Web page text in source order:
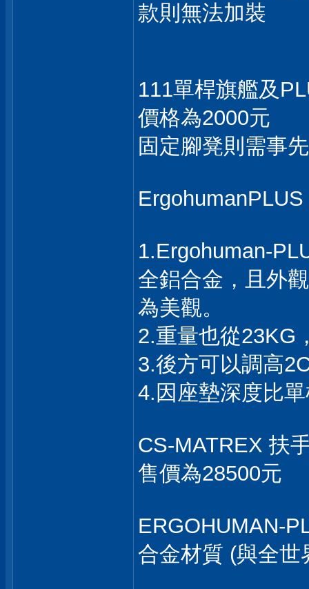
款則無法加裝
111單桿旗艦及
價格為2000元
固定腳凳則需事
1.Ergohuman-
全鋁合金，且外
為美觀。
2.重量也從23KG
3.後方可以調高
4.因座墊深度比
CS-MATREX 扶
售價為28500元
ERGOHUMAN-
合金材質 (與全世